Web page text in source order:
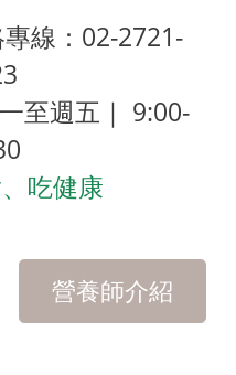
線：02-2721-
至週五｜ 9:00-
吃健康
營養師介紹